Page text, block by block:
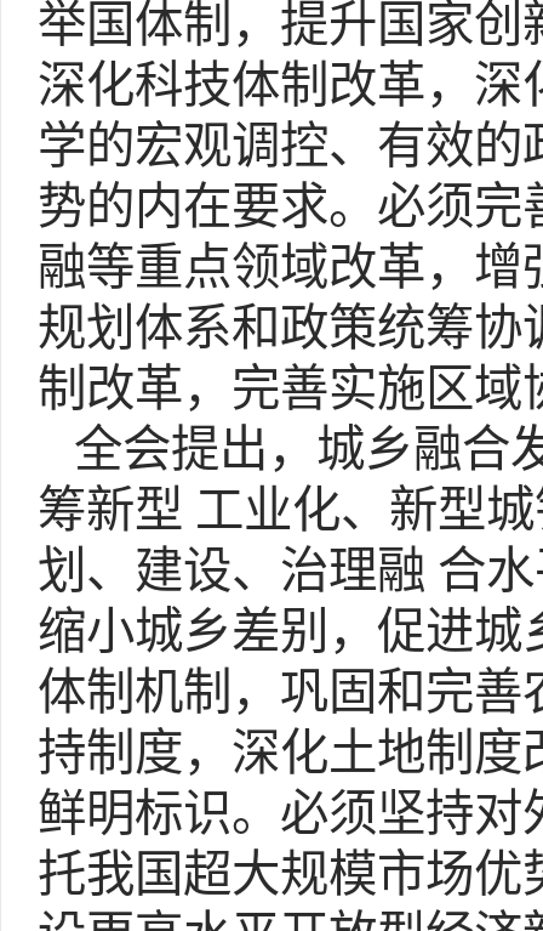
举国体制，提升国家
深化科技体制改革，
学的宏观调控、有效
势的内在要求。必须
融等重点领域改革，
规划体系和政策统筹协
制改革，完善实施区
全会提出，城乡融合
筹新型 工业化、新型
划、建设、治理融 合
缩小城乡差别，促进
体制机制，巩固和完
持制度，深化土地制
鲜明标识。必须坚持
托我国超大规模市场